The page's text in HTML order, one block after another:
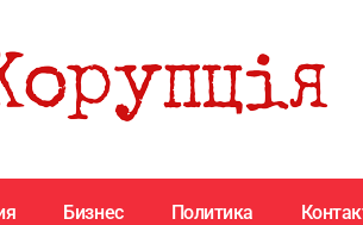
Бизнес Политика